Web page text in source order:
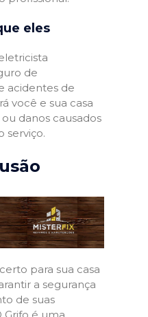
eles
de
acidentes de
você e sua casa
danos causados
serviço.
para sua casa
a segurança
de suas
Grifo é uma